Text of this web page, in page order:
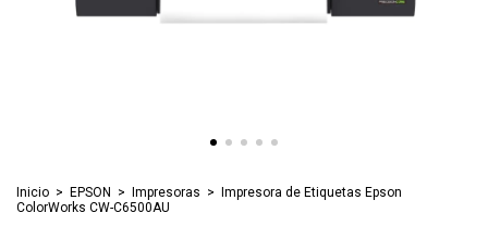
Inicio > EPSON > Impresoras >
Impresora de Etiquetas Epson
ColorWorks CW-C6500AU